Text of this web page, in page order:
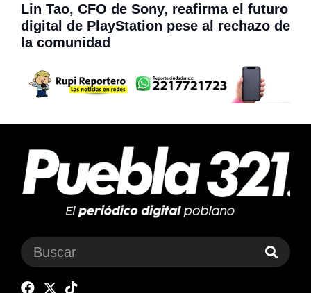
Lin Tao, CFO de Sony, reafirma el futuro
digital de PlayStation pese al rechazo de
la comunidad